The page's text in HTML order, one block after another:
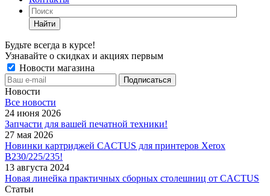
Найти
Будьте всегда в курсе!
Узнавайте о скидках и акциях первым
Новости магазина
Новости
Все новости
24 июня 2026
Запчасти для вашей печатной техники!
27 мая 2026
Новинки картриджей CACTUS для принтеров Xerox
B230/225/235!
13 августа 2024
Новая линейка практичных сборных столешниц от CACTUS
Статьи